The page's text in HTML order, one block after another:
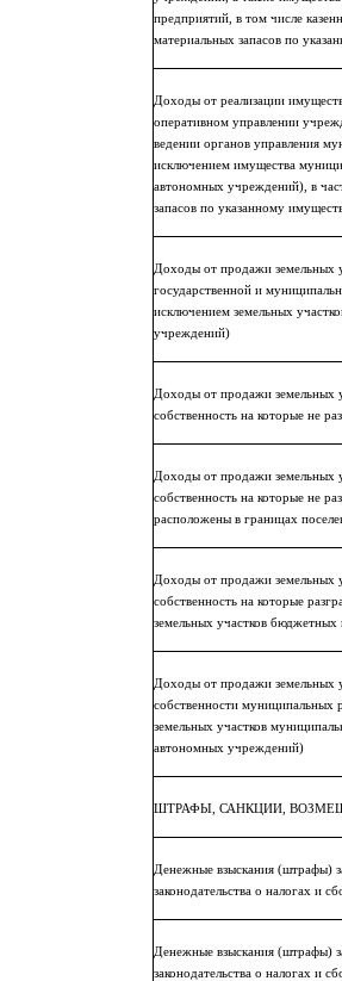
предприятий, в том числе
материальных запасов по
Доходы от реализации
оперативном управлении
ведении органов управления
исключением имущества
автономных учреждений), в
запасов по указанному
Доходы от продажи земельных
государственной и
исключением земельных
учреждений)
Доходы от продажи земельных
собственность на которые не
Доходы от продажи земельных
собственность на которые не
расположены в границах
Доходы от продажи земельных
собственность на которые
земельных участков
Доходы от продажи земельных
собственности муниципальных
земельных участков
автономных учреждений)
ШТРАФЫ, САНКЦИИ,
Денежные взыскания (штрафы)
законодательства о налогах и
Денежные взыскания (штрафы)
законодательства о налогах и